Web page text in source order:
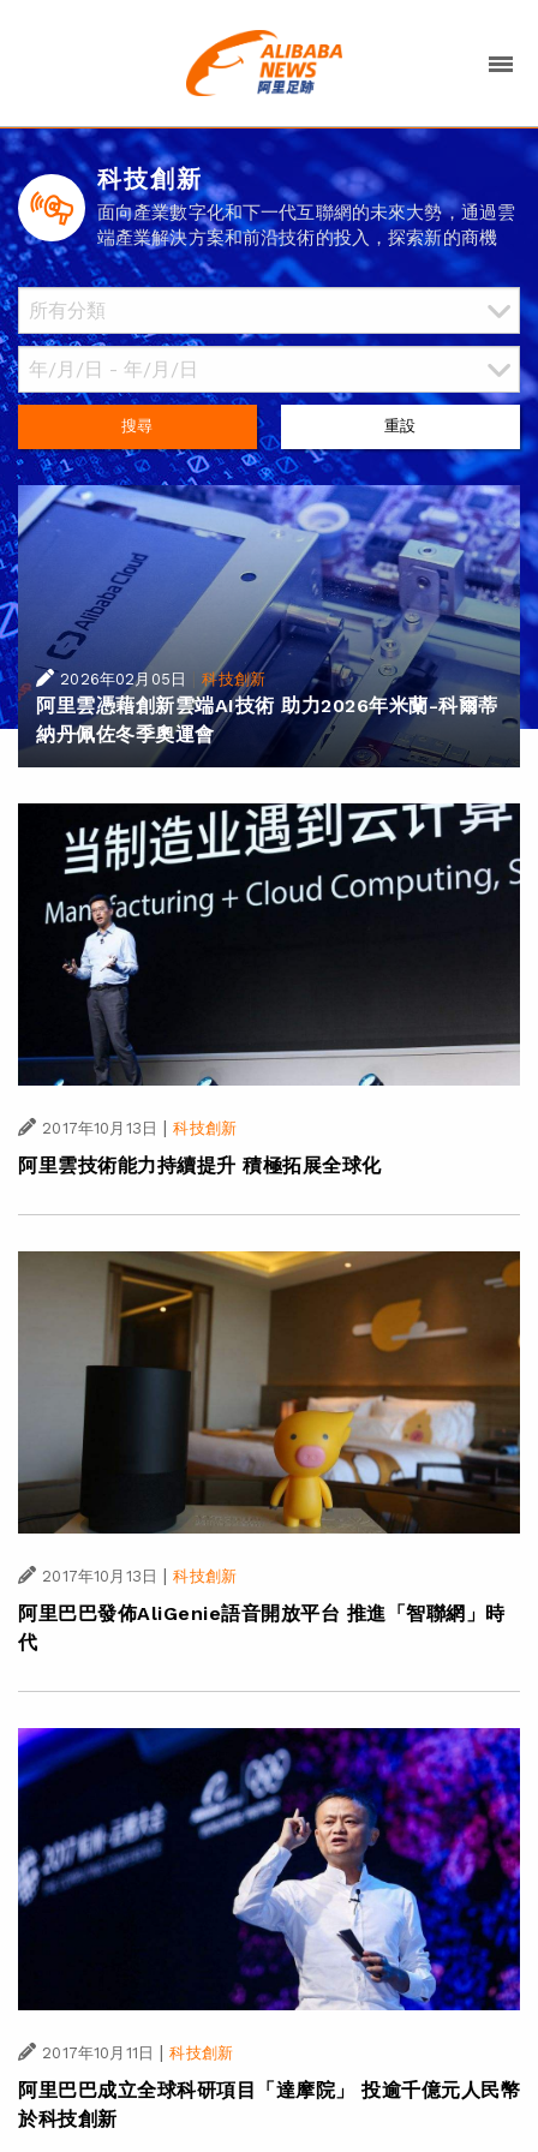
科技創新
面向產業數字化和下一代互聯網的未來大勢，通過雲
端產業解決方案和前沿技術的投入，探索新的商機
搜尋 重設
2026年02月05日 |科技創新
阿里雲憑藉創新雲端AI技術 助力2026年米蘭-科爾蒂
納丹佩佐冬季奧運會
2017年10月13日 | 科技創新
阿里雲技術能力持續提升 積極拓展全球化
2017年10月13日 | 科技創新
阿里巴巴發佈AliGenie語音開放平台 推進「智聯網」時
代
2017年10月11日 | 科技創新
阿里巴巴成立全球科研項目「達摩院」 投逾千億元人民幣
於科技創新